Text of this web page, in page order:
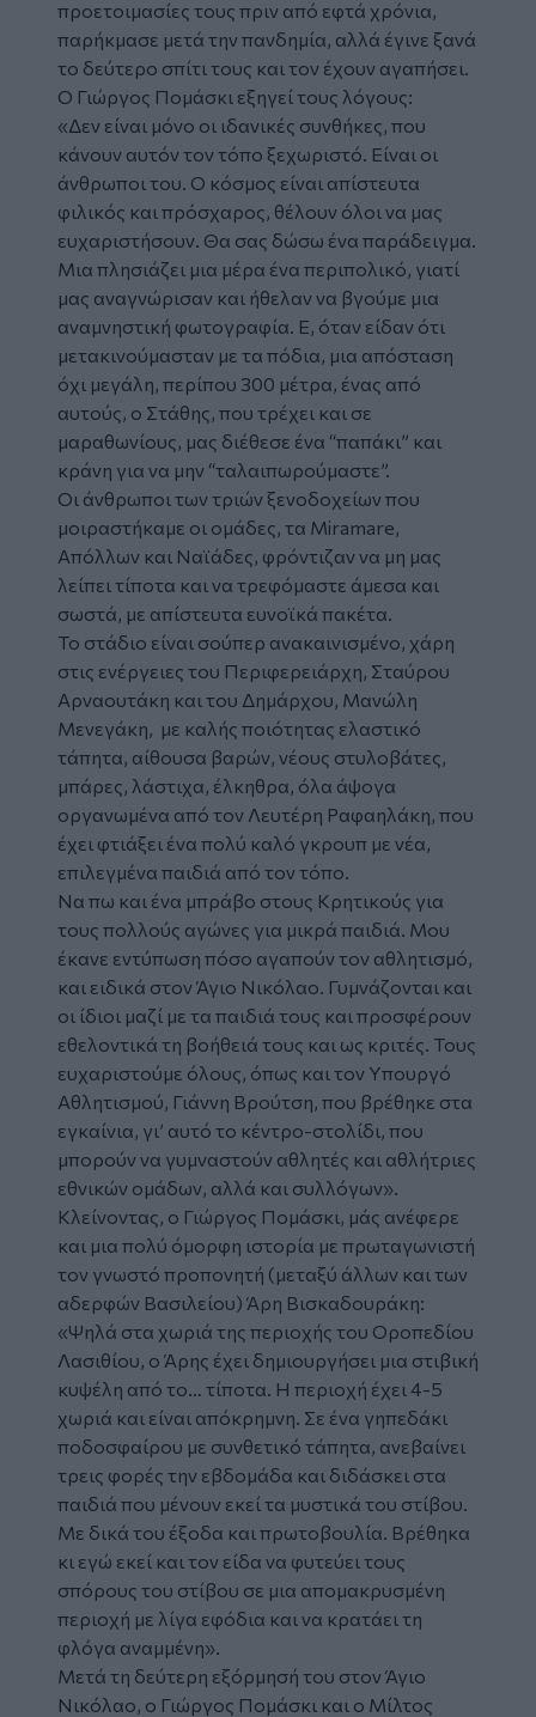
προετοιμασίες τους πριν από εφτά χρόνια,
παρήκμασε μετά την πανδημία, αλλά έγινε ξανά
το δεύτερο σπίτι τους και τον έχουν αγαπήσει.
Ο Γιώργος Πομάσκι εξηγεί τους λόγους:
«Δεν είναι μόνο οι ιδανικές συνθήκες, που
κάνουν αυτόν τον τόπο ξεχωριστό. Είναι οι
άνθρωποι του. Ο κόσμος είναι απίστευτα
φιλικός και πρόσχαρος, θέλουν όλοι να μας
ευχαριστήσουν. Θα σας δώσω ένα παράδειγμα.
Μια πλησιάζει μια μέρα ένα περιπολικό, γιατί
μας αναγνώρισαν και ήθελαν να βγούμε μια
αναμνηστική φωτογραφία. Ε, όταν είδαν ότι
μετακινούμασταν με τα πόδια, μια απόσταση
όχι μεγάλη, περίπου 300 μέτρα, ένας από
αυτούς, ο Στάθης, που τρέχει και σε
μαραθωνίους, μας διέθεσε ένα “παπάκι” και
κράνη για να μην “ταλαιπωρούμαστε”.
Οι άνθρωποι των τριών ξενοδοχείων που
μοιραστήκαμε οι ομάδες, τα Miramare,
Απόλλων και Ναϊάδες, φρόντιζαν να μη μας
λείπει τίποτα και να τρεφόμαστε άμεσα και
σωστά, με απίστευτα ευνοϊκά πακέτα.
Το στάδιο είναι σούπερ ανακαινισμένο, χάρη
στις ενέργειες του Περιφερειάρχη, Σταύρου
Αρναουτάκη και του Δημάρχου, Μανώλη
Μενεγάκη, με καλής ποιότητας ελαστικό
τάπητα, αίθουσα βαρών, νέους στυλοβάτες,
μπάρες, λάστιχα, έλκηθρα, όλα άψογα
οργανωμένα από τον Λευτέρη Ραφαηλάκη, που
έχει φτιάξει ένα πολύ καλό γκρουπ με νέα,
επιλεγμένα παιδιά από τον τόπο.
Να πω και ένα μπράβο στους Κρητικούς για
τους πολλούς αγώνες για μικρά παιδιά. Μου
έκανε εντύπωση πόσο αγαπούν τον αθλητισμό,
και ειδικά στον Άγιο Νικόλαο. Γυμνάζονται και
οι ίδιοι μαζί με τα παιδιά τους και προσφέρουν
εθελοντικά τη βοήθειά τους και ως κριτές. Τους
ευχαριστούμε όλους, όπως και τον Υπουργό
Αθλητισμού, Γιάννη Βρούτση, που βρέθηκε στα
εγκαίνια, γι’ αυτό το κέντρο-στολίδι, που
μπορούν να γυμναστούν αθλητές και αθλήτριες
εθνικών ομάδων, αλλά και συλλόγων».
Κλείνοντας, ο Γιώργος Πομάσκι, μάς ανέφερε
και μια πολύ όμορφη ιστορία με πρωταγωνιστή
τον γνωστό προπονητή (μεταξύ άλλων και των
αδερφών Βασιλείου) Άρη Βισκαδουράκη:
«Ψηλά στα χωριά της περιοχής του Οροπεδίου
Λασιθίου, ο Άρης έχει δημιουργήσει μια στιβική
κυψέλη από το… τίποτα. Η περιοχή έχει 4-5
χωριά και είναι απόκρημνη. Σε ένα γηπεδάκι
ποδοσφαίρου με συνθετικό τάπητα, ανεβαίνει
τρεις φορές την εβδομάδα και διδάσκει στα
παιδιά που μένουν εκεί τα μυστικά του στίβου.
Με δικά του έξοδα και πρωτοβουλία. Βρέθηκα
κι εγώ εκεί και τον είδα να φυτεύει τους
σπόρους του στίβου σε μια απομακρυσμένη
περιοχή με λίγα εφόδια και να κρατάει τη
φλόγα αναμμένη».
Μετά τη δεύτερη εξόρμησή του στον Άγιο
Νικόλαο, ο Γιώργος Πομάσκι και ο Μίλτος